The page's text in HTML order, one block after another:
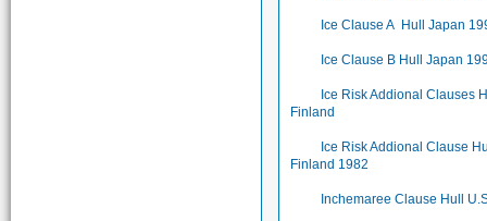
Ice Clause A Hull Japan
Ice Clause B Hull Japan
Ice Risk Addional Clauses
Finland
Ice Risk Addional Clause
Finland 1982
Inchemaree Clause Hull